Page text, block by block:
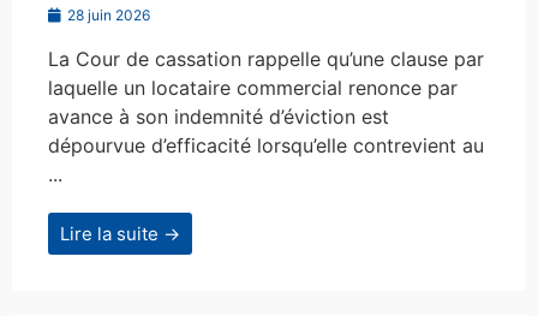
28 juin 2026
La Cour de cassation rappelle qu’une clause par
laquelle un locataire commercial renonce par
avance à son indemnité d’éviction est
dépourvue d’efficacité lorsqu’elle contrevient au
...
Lire la suite →